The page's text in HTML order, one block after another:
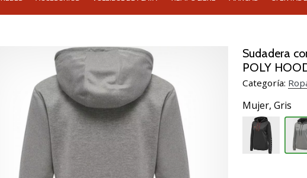
Sudadera
POLY
Categoría:
Mujer, Gris